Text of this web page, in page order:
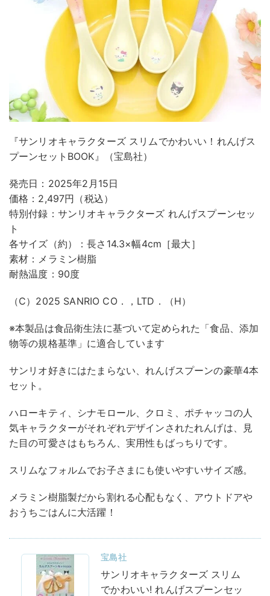
『サンリオキャラクターズ スリムでかわいい！れんげス
プーンセットBOOK』（宝島社）
発売日：2025年2月15日
価格：2,497円（税込）
特別付録：サンリオキャラクターズ れんげスプーンセッ
ト
各サイズ（約）：長さ14.3×幅4cm［最大］
素材：メラミン樹脂
耐熱温度：90度
（C）2025 SANRIO CO．，LTD．（H）
※本製品は食品衛生法に基づいて定められた「食品、添加
物等の規格基準」に適合しています
サンリオ好きにはたまらない、れんげスプーンの豪華4本
セット。
ハローキティ、シナモロール、クロミ、ポチャッコの人
気キャラクターがそれぞれデザインされたれんげは、見
た目の可愛さはもちろん、実用性もばっちりです。
スリムなフォルムでお子さまにも使いやすいサイズ感。
メラミン樹脂製だから割れる心配もなく、アウトドアや
おうちごはんに大活躍！
宝島社
サンリオキャラクターズ スリム
でかわいい! れんげスプーンセッ